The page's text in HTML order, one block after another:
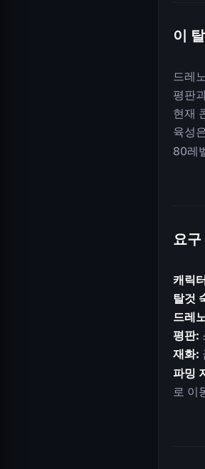
이
드레
평판
현재
육성
80레
요
캐릭
탈것
드레
평판:
재화:
파밍
로 이